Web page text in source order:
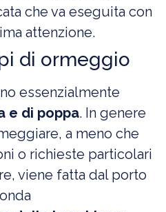
che va eseguita con
attenzione.
di ormeggio
essenzialmente
e di poppa. In genere
a meno che
o richieste particolari
viene fatta dal porto